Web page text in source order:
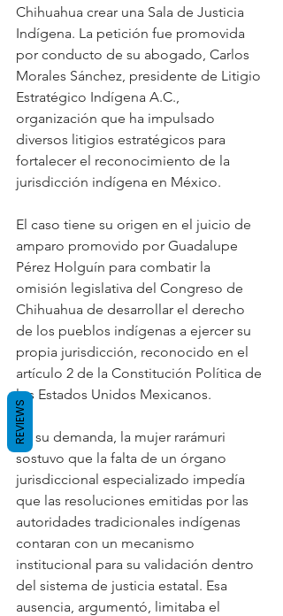
Chihuahua crear una Sala de Justicia
Indígena. La petición fue promovida
por conducto de su abogado, Carlos
Morales Sánchez, presidente de Litigio
Estratégico Indígena A.C.,
organización que ha impulsado
diversos litigios estratégicos para
fortalecer el reconocimiento de la
jurisdicción indígena en México.
El caso tiene su origen en el juicio de
amparo promovido por Guadalupe
Pérez Holguín para combatir la
omisión legislativa del Congreso de
Chihuahua de desarrollar el derecho
de los pueblos indígenas a ejercer su
propia jurisdicción, reconocido en el
artículo 2 de la Constitución Política de
los Estados Unidos Mexicanos.
En su demanda, la mujer rarámuri
sostuvo que la falta de un órgano
jurisdiccional especializado impedía
que las resoluciones emitidas por las
autoridades tradicionales indígenas
contaran con un mecanismo
institucional para su validación dentro
del sistema de justicia estatal. Esa
ausencia, argumentó, limitaba el
REVIEWS